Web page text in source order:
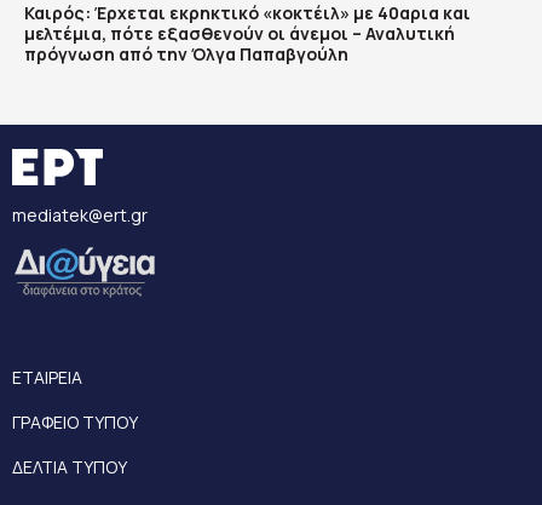
Καιρός: Έρχεται εκρηκτικό «κοκτέιλ» με 40αρια και
μελτέμια, πότε εξασθενούν οι άνεμοι – Αναλυτική
πρόγνωση από την Όλγα Παπαβγούλη
mediatek@ert.gr
ΕΤΑΙΡΕΙΑ
ΓΡΑΦΕΙΟ ΤΥΠΟΥ
ΔΕΛΤΙΑ ΤΥΠΟΥ